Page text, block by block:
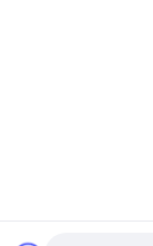
Packaging